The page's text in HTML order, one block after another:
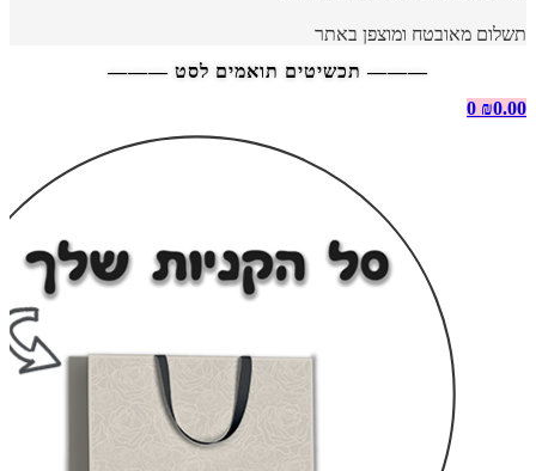
תשלום מאובטח ומוצפן באתר
——— תכשיטים תואמים לסט ———
₪0.00
0